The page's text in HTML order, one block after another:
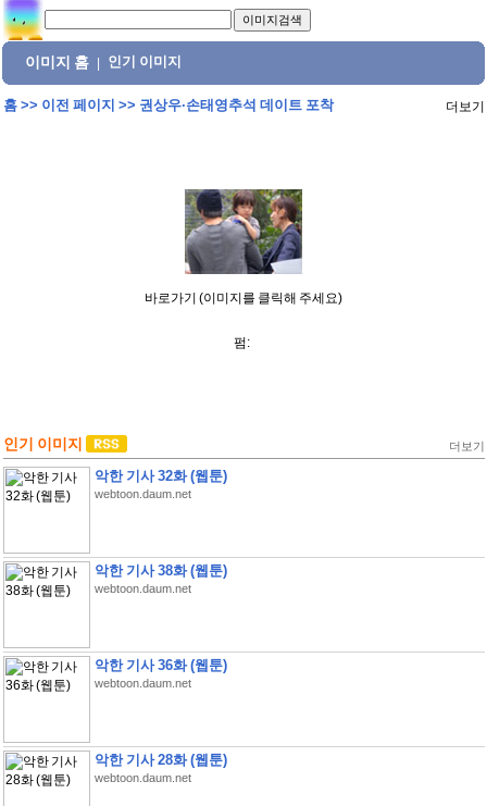
이미지 홈 인기 이미지
홈>> 이전 페이지 >> 권상우·손태영추석 데이트 포착 더보기
바로가기 (이미지를 클릭해 주세요)
펌:
인기 이미지 더보기
악한 기사 32화 (웹툰)
webtoon.daum.net
악한 기사 38화 (웹툰)
webtoon.daum.net
악한 기사 36화 (웹툰)
webtoon.daum.net
악한 기사 28화 (웹툰)
webtoon.daum.net